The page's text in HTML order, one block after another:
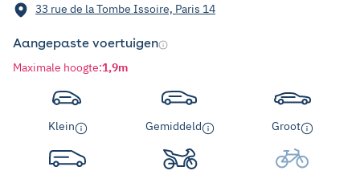
33 rue de la Tombe Issoire, Paris 14
Aangepaste voertuigen
Maximale hoogte:1,9m
Klein Gemiddeld Groot